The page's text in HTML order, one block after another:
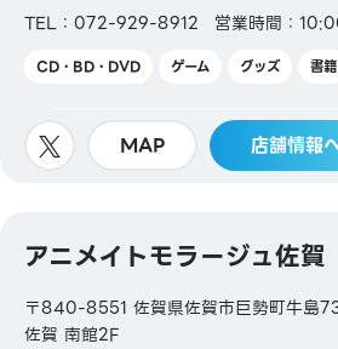
TEL：072-929-8912
営業時間：
CD・BD・DVD ゲーム グッズ 書籍
MAP 店舗情報
アニメイトモラージュ佐賀
〒840-8551 佐賀県佐賀市巨勢町牛島
佐賀 南館2F